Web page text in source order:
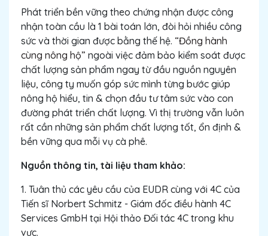
Phát triển bền vững theo chứng nhận được công
nhận toàn cầu là 1 bài toán lớn, đòi hỏi nhiều công
sức và thời gian được bằng thế hệ. “Đồng hành
cùng nông hộ” ngoài việc đảm bảo kiểm soát được
chất lượng sản phẩm ngay từ đầu nguồn nguyên
liệu, công ty muốn góp sức mình từng bước giúp
nông hộ hiểu, tin & chọn đầu tư tâm sức vào con
đường phát triển chất lượng. Vì thị trường vẫn luôn
rất cần những sản phẩm chất lượng tốt, ổn định &
bền vững qua mỗi vụ cà phê.
Nguồn thông tin, tài liệu tham khảo:
1. Tuân thủ các yêu cầu của EUDR cùng với 4C của
Tiến sĩ Norbert Schmitz - Giám đốc điều hành 4C
Services GmbH tại Hội thảo Đối tác 4C trong khu
vực.